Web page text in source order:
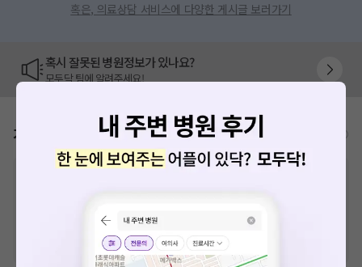
혹은, 의료상담 서비스에 다양한 게시글 보러가기
혹시 잘못된 병원정보가 있나요?
모두닥 팀에 알려주세요!
가격표 비급여/급여 진료란?
비급여 항목의 경우,추가비용 등으로 실제 가격과 상이할 수 있으니, 정확
격입니다. (진료와 연관된 복합적인 비용이 추가되어, 병원마다 금액이 다르게
산정될 수 있는 점 참고 바랍니다.)
※ 이벤트가, 할인가는VAT 포함